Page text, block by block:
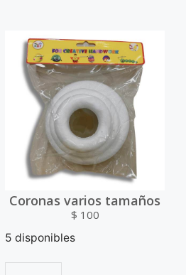
Coronas varios tamaños
$ 100
5 disponibles